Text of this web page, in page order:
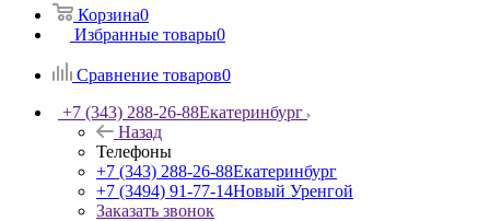
Корзина0
Избранные товары0
Сравнение товаров0
+7 (343) 288-26-88Екатеринбург
Назад
Телефоны
+7 (343) 288-26-88Екатеринбург
+7 (3494) 91-77-14Новый Уренгой
Заказать звонок